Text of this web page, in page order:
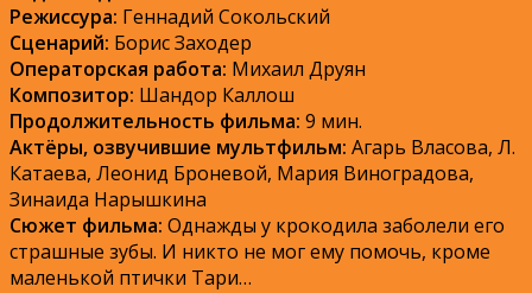
Режиссура: Геннадий Сокольский
Сценарий: Борис Заходер
Операторская работа: Михаил Друян
Композитор: Шандор Каллош
Продолжительность фильма: 9 мин.
Актёры, озвучившие мультфильм: Агарь Власова, Л.
Катаева, Леонид Броневой, Мария Виноградова,
Зинаида Нарышкина
Сюжет фильма: Однажды у крокодила заболели его
страшные зубы. И никто не мог ему помочь, кроме
маленькой птички Тари…